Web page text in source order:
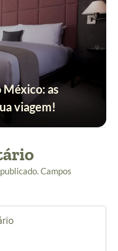
México: as
viagem!
Campos